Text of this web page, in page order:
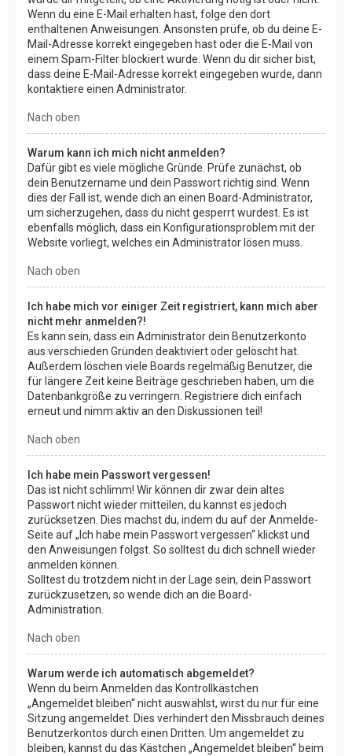
Wenn du eine E-Mail erhalten hast, folge den dort
enthaltenen Anweisungen. Ansonsten prüfe, ob du deine E-
Mail-Adresse korrekt eingegeben hast oder die E-Mail von
einem Spam-Filter blockiert wurde. Wenn du dir sicher bist,
dass deine E-Mail-Adresse korrekt eingegeben wurde, dann
kontaktiere einen Administrator.
Nach oben
Warum kann ich mich nicht anmelden?
Dafür gibt es viele mögliche Gründe. Prüfe zunächst, ob
dein Benutzername und dein Passwort richtig sind. Wenn
dies der Fall ist, wende dich an einen Board-Administrator,
um sicherzugehen, dass du nicht gesperrt wurdest. Es ist
ebenfalls möglich, dass ein Konfigurationsproblem mit der
Website vorliegt, welches ein Administrator lösen muss.
Nach oben
Ich habe mich vor einiger Zeit registriert, kann mich aber
nicht mehr anmelden?!
Es kann sein, dass ein Administrator dein Benutzerkonto
aus verschieden Gründen deaktiviert oder gelöscht hat.
Außerdem löschen viele Boards regelmäßig Benutzer, die
für längere Zeit keine Beiträge geschrieben haben, um die
Datenbankgröße zu verringern. Registriere dich einfach
erneut und nimm aktiv an den Diskussionen teil!
Nach oben
Ich habe mein Passwort vergessen!
Das ist nicht schlimm! Wir können dir zwar dein altes
Passwort nicht wieder mitteilen, du kannst es jedoch
zurücksetzen. Dies machst du, indem du auf der Anmelde-
Seite auf „Ich habe mein Passwort vergessen“ klickst und
den Anweisungen folgst. So solltest du dich schnell wieder
anmelden können.
Solltest du trotzdem nicht in der Lage sein, dein Passwort
zurückzusetzen, so wende dich an die Board-
Administration.
Nach oben
Warum werde ich automatisch abgemeldet?
Wenn du beim Anmelden das Kontrollkästchen
„Angemeldet bleiben“ nicht auswählst, wirst du nur für eine
Sitzung angemeldet. Dies verhindert den Missbrauch deines
Benutzerkontos durch einen Dritten. Um angemeldet zu
bleiben, kannst du das Kästchen „Angemeldet bleiben“ beim